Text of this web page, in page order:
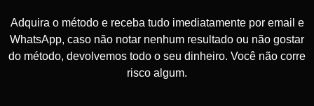
Adquira o método e receba tudo imediatamente por email e
WhatsApp, caso não notar nenhum resultado ou não gostar
do método, devolvemos todo o seu dinheiro. Você não corre
risco algum.